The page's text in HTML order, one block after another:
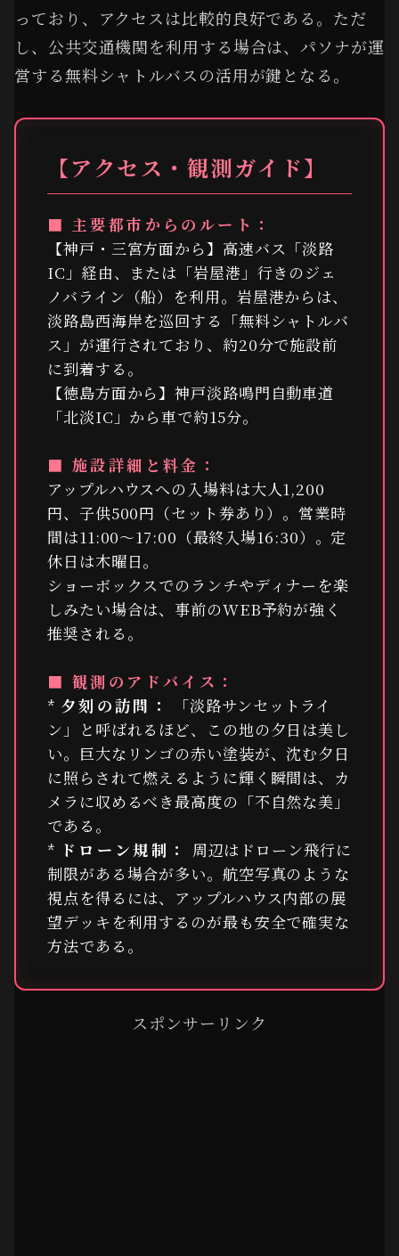
っており、アクセスは比較的良好である。ただ
し、公共交通機関を利用する場合は、パソナが運
営する無料シャトルバスの活用が鍵となる。
【アクセス・観測ガイド】
■ 主要都市からのルート：
【神戸・三宮方面から】高速バス「淡路
IC」経由、または「岩屋港」行きのジェ
ノバライン（船）を利用。岩屋港からは、
淡路島西海岸を巡回する「無料シャトルバ
ス」が運行されており、約20分で施設前
に到着する。
【徳島方面から】神戸淡路鳴門自動車道
「北淡IC」から車で約15分。
■ 施設詳細と料金：
アップルハウスへの入場料は大人1,200
円、子供500円（セット券あり）。営業時
間は11:00〜17:00（最終入場16:30）。定
休日は木曜日。
ショーボックスでのランチやディナーを楽
しみたい場合は、事前のWEB予約が強く
推奨される。
■ 観測のアドバイス：
* 夕刻の訪問：
「淡路サンセットライ
ン」と呼ばれるほど、この地の夕日は美し
い。巨大なリンゴの赤い塗装が、沈む夕日
に照らされて燃えるように輝く瞬間は、カ
メラに収めるべき最高度の「不自然な美」
である。
* ドローン規制：
周辺はドローン飛行に
制限がある場合が多い。航空写真のような
視点を得るには、アップルハウス内部の展
望デッキを利用するのが最も安全で確実な
方法である。
スポンサーリンク